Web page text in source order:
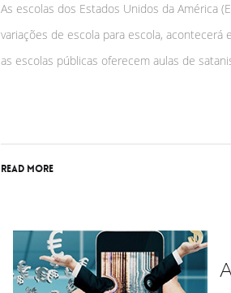
As escolas dos Estados Unidos da América
variações de escola para escola,
as escolas públicas oferecem aulas de
Read More